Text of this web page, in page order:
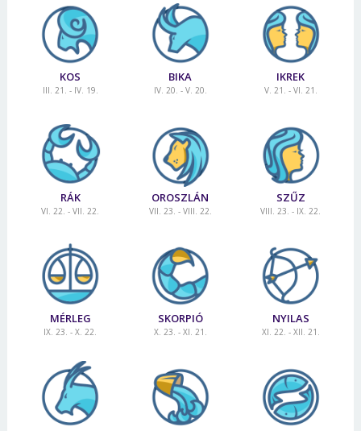
KOS
III. 21. - IV. 19.
BIKA
IV. 20. - V. 20.
IKREK
V. 21. - VI. 21.
RÁK
VI. 22. - VII. 22.
OROSZLÁN
VII. 23. - VIII. 22.
SZŰZ
VIII. 23. - IX. 22.
MÉRLEG
IX. 23. - X. 22.
SKORPIÓ
X. 23. - XI. 21.
NYILAS
XI. 22. - XII. 21.